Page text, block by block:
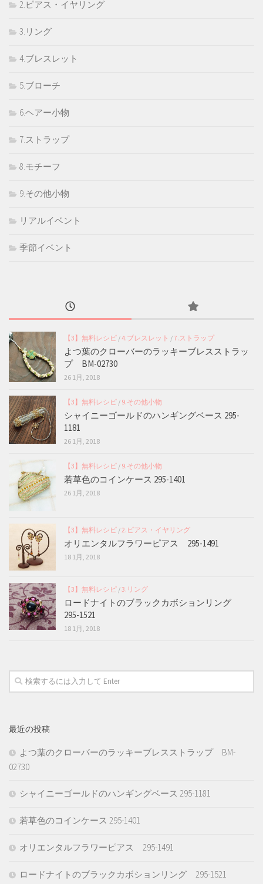
2.ピアス・イヤリング
3.リング
4.ブレスレット
5.ブローチ
6.ヘアー小物
7.ストラップ
8.モチーフ
9.その他小物
リアルイベント
季節イベント
【3】無料レシピ /4.ブレスレット /7.ストラップ
よつ葉のクローバーのラッキーブレスストラッ
プ BM-02730
26 1月, 2018
【3】無料レシピ / 9.その他小物
シャイニーゴールドのハンギングベース 295-
1181
26 1月, 2018
【3】無料レシピ / 9.その他小物
若草色のコインケース 295-1401
26 1月, 2018
【3】無料レシピ /2.ピアス・イヤリング
オリエンタルフラワーピアス 295-1491
18 1月, 2018
【3】無料レシピ /3.リング
ロードナイトのブラックカボションリング
295-1521
18 1月, 2018
最近の投稿
よつ葉のクローバーのラッキーブレスストラップ BM-
02730
シャイニーゴールドのハンギングベース 295-1181
若草色のコインケース 295-1401
オリエンタルフラワーピアス 295-1491
ロードナイトのブラックカボションリング 295-1521